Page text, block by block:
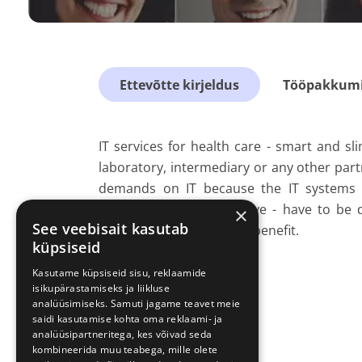
Ettevõtte kirjeldus
IT services for health care - smart and
laboratory, intermediary or any other
demands on IT because the IT
technical or administrative - have to
possible and sustainable benefit.
×
See veebisait kasutab
küpsiseid
Kasutame küpsiseid sisu, reklaamide
isikupärastamiseks ja liikluse
analüüsimiseks. Samuti jagame teavet meie
saidi kasutamise kohta oma reklaami- ja
analüüsipartneritega, kes võivad seda
kombineerida muu teabega, mille olete